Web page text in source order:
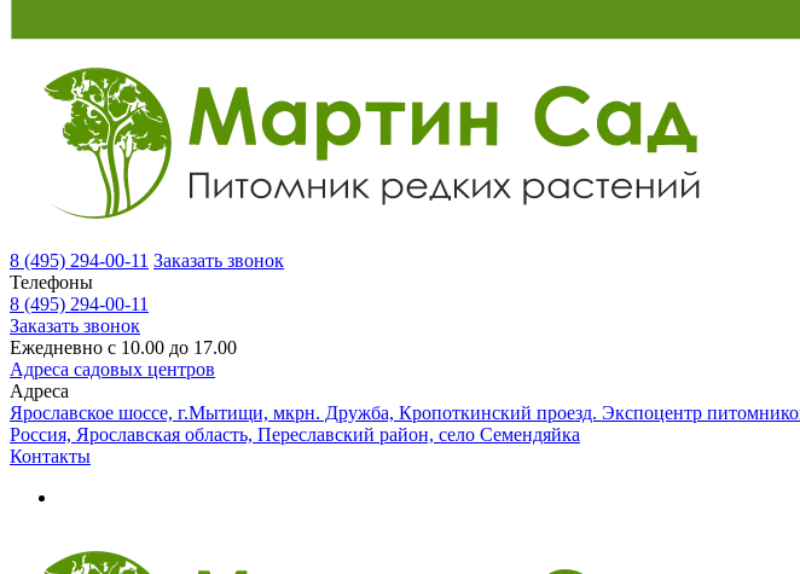
8 (495) 294-00-11 Заказать звонок
Телефоны
8 (495) 294-00-11
Заказать звонок
Ежедневно с 10.00 до 17.00
Адреса садовых центров
Адреса
Ярославское шоссе, г.Мытищи, мкрн. Дружба, Кропоткинский проезд. Экспоцентр
Россия, Ярославская область, Переславский район, село Семендяйка
Контакты